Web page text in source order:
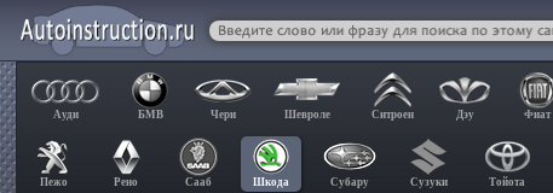
Ауди БМВ Чери Шевроле Ситроен Дэу Фиат
Пежо Рено Сааб Шкода Субару Сузуки Тойота